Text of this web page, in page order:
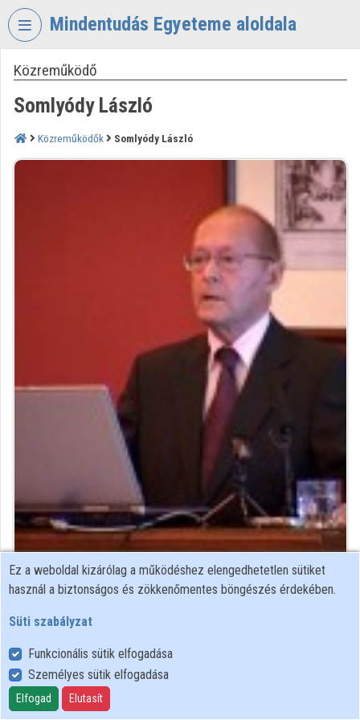
Fejléc kihagyása
Mindentudás Egyeteme aloldala
VIDEOTORIUM
MINDENTUDÁS
EGYETEME
Közreműködő
Somlyódy László
Közreműködők Somlyódy László
Közreműködő felvételei
Névjegyek
Névjegy
Magyar Tudományos Akadémia
Ez a weboldal kizárólag a működéshez elengedhetetlen sütiket
használ a biztonságos és zökkenőmentes böngészés érdekében.
Süti szabályzat
Funkcionális sütik elfogadása
Személyes sütik elfogadása
Elfogad Elutasít